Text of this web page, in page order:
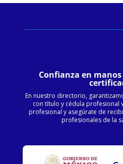
Confianza en
En nuestro directorio,
con título y cédula profesional
profesional y asegúrate de
profesionales de la